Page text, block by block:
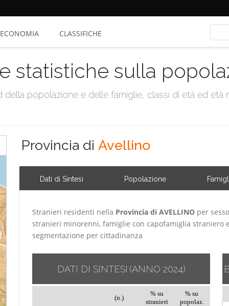
ECONOMIA CLASSIFICHE
statistiche sulla
popolazione e delle famiglie, classi di età ed età
Provincia di Avellino
Dati di Sintesi Popolazione
Stranieri residenti nella Provincia di AVELLINO per
stranieri minorenni, famiglie con capofamiglia straniero
segmentazione per cittadinanza
DATI DI SINTESI (ANNO 2024)
(n.)
% su
stranieri
% su
popolaz.